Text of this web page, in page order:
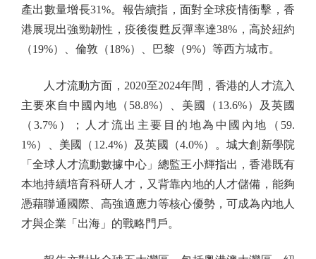
產出數量增長31%。報告續指，面對全球疫情衝擊，香
港展現出強勁韌性，疫後復甦反彈率達38%，高於紐約
（19%）、倫敦（18%）、巴黎（9%）等西方城市。
人才流動方面，2020至2024年間，香港的人才流入
主要來自中國內地（58.8%）、美國（13.6%）及英國
（3.7%）；人才流出主要目的地為中國內地（59.
1%）、美國（12.4%）及英國（4.0%）。城大創新學院
「全球人才流動數據中心」總監王小輝指出，香港既有
本地持續培育科研人才，又背靠內地的人才儲備，能夠
憑藉聯通國際、高強適應力等核心優勢，可成為內地人
才與企業「出海」的戰略門戶。